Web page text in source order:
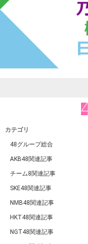
カテゴリ
48グループ総合
AKB48関連記事
チーム8関連記事
SKE48関連記事
NMB48関連記事
HKT48関連記事
NGT48関連記事